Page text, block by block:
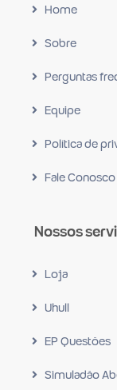
Home
Sobre
Perguntas
Equipe
Política de
Fale Conosco
Nossos
Loja
Uhull
EP Questões
Simuladão